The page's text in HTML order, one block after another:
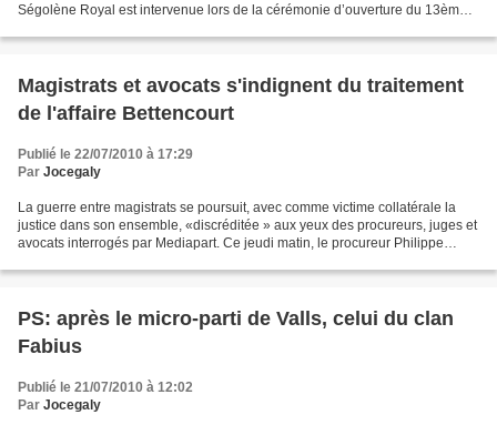
Ségolène Royal est intervenue lors de la cérémonie d’ouverture du 13ème
Magistrats et avocats s'indignent du traitement
de l'affaire Bettencourt
Publié le 22/07/2010 à 17:29
Par Jocegaly
La guerre entre magistrats se poursuit, avec comme victime collatérale la
justice dans son ensemble, «discréditée » aux yeux des procureurs, juges et
avocats interrogés par Mediapart. Ce jeudi matin, le procureur Philippe
PS: après le micro-parti de Valls, celui du clan
Fabius
Publié le 21/07/2010 à 12:02
Par Jocegaly